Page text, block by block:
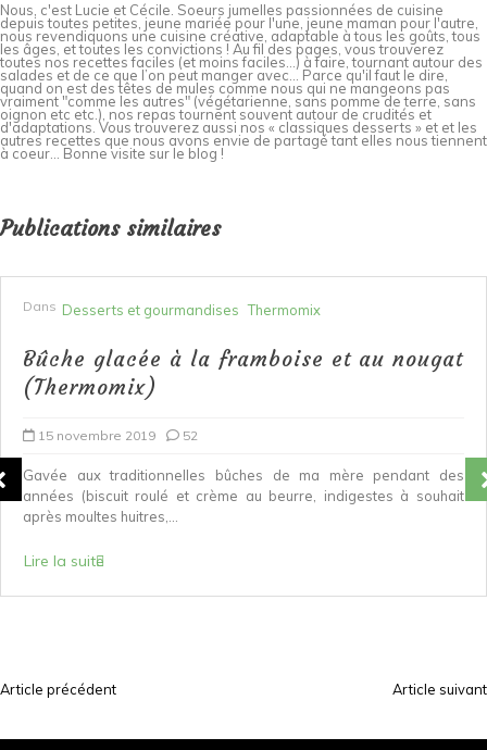
Nous, c'est Lucie et Cécile. Soeurs jumelles passionnées de cuisine
depuis toutes petites, jeune mariée pour l'une, jeune maman pour l'autre,
nous revendiquons une cuisine créative, adaptable à tous les goûts, tous
les âges, et toutes les convictions ! Au fil des pages, vous trouverez
toutes nos recettes faciles (et moins faciles…) à faire, tournant autour des
salades et de ce que l’on peut manger avec… Parce qu'il faut le dire,
quand on est des têtes de mules comme nous qui ne mangeons pas
vraiment "comme les autres" (végétarienne, sans pomme de terre, sans
oignon etc etc.), nos repas tournent souvent autour de crudités et
d'adaptations. Vous trouverez aussi nos « classiques desserts » et et les
autres recettes que nous avons envie de partagé tant elles nous tiennent
à coeur... Bonne visite sur le blog !
Publications similaires
Dans Desserts et gourmandises Thermomix
Bûche glacée à la framboise et au nougat
(Thermomix)
15 novembre 2019 52
Gavée aux traditionnelles bûches de ma mère pendant des
années (biscuit roulé et crème au beurre, indigestes à souhait
après moultes huitres,...
Lire la suite
N
Article précédent Article suivant